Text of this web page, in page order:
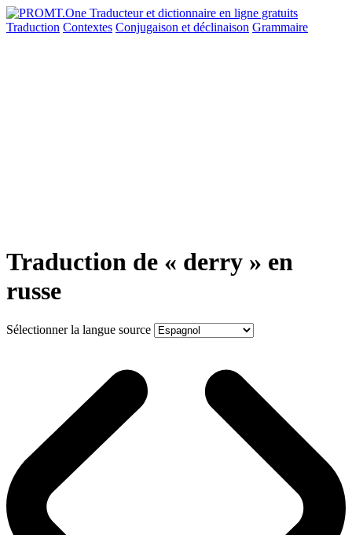
Traduction Contextes Conjugaison et déclinaison Grammaire
Traduction de « derry » en
russe
Sélectionner la langue source